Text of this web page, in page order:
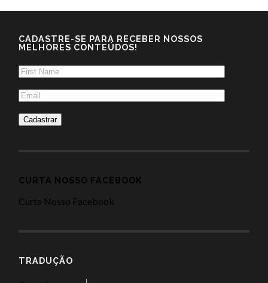
CADASTRE-SE PARA RECEBER NOSSOS
MELHORES CONTEÚDOS!
CURTA NOSSO FACEBOOK
Curta Nosso Facebook
TRADUÇÃO